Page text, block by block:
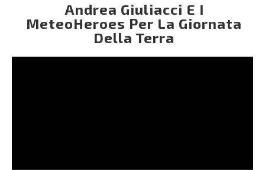
Andrea Giuliacci E I
MeteoHeroes Per La Giornata
Della Terra